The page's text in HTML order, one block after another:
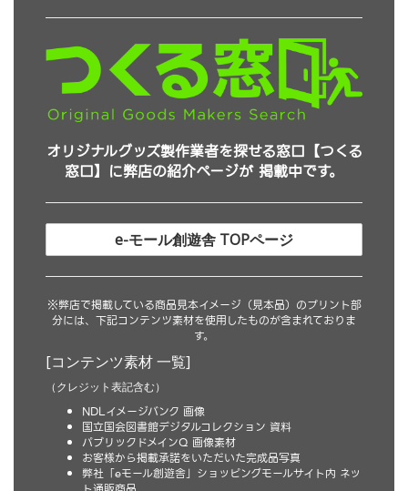
オリジナルグッズ製作業者を探せる窓口【つくる
窓口】に弊店の紹介ページが 掲載中です。
e-モール創遊舎 TOPページ
※弊店で掲載している商品見本イメージ（見本品）のプリント部
分には、下記コンテンツ素材を使用したものが含まれておりま
す。
[コンテンツ素材 一覧]
（クレジット表記含む）
NDLイメージバンク 画像
国立国会図書館デジタルコレクション 資料
パブリックドメインQ 画像素材
お客様から掲載承諾をいただいた完成品写真
弊社「eモール創遊舎」ショッピングモールサイト内 ネッ